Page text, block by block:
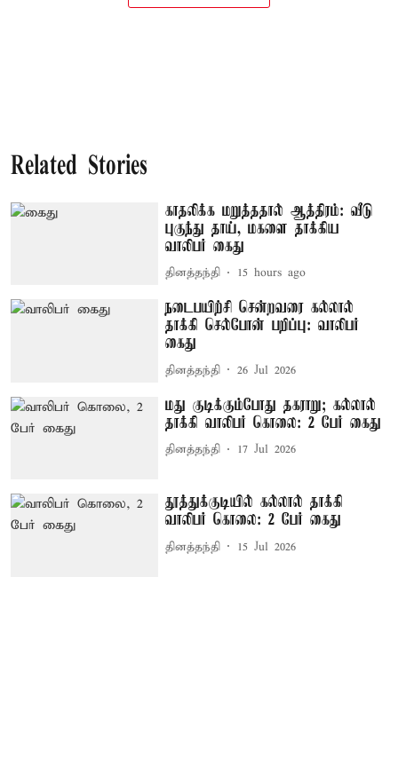
Related Stories
காதலிக்க மறுத்ததால் ஆத்திரம்: வீடு
புகுந்து தாய், மகளை தாக்கிய
வாலிபர் கைது
தினத்தந்தி 15 hours ago
நடைபயிற்சி சென்றவரை கல்லால்
தாக்கி செல்போன் பறிப்பு: வாலிபர்
கைது
தினத்தந்தி 26 Jul 2026
மது குடிக்கும்போது தகராறு; கல்லால்
தாக்கி வாலிபர் கொலை: 2 பேர் கைது
தினத்தந்தி 17 Jul 2026
தூத்துக்குடியில் கல்லால் தாக்கி
வாலிபர் கொலை: 2 பேர் கைது
தினத்தந்தி 15 Jul 2026